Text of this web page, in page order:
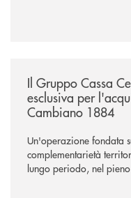
Il Gruppo Cassa
esclusiva per
Cambiano 1884
Un'operazione fondata
complementarietà
lungo periodo, nel